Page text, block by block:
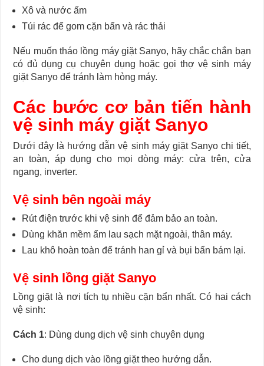
Xô và nước ấm
Túi rác để gom cặn bẩn và rác thải
Nếu muốn tháo lồng máy giặt Sanyo, hãy chắc chắn bạn
có đủ dụng cụ chuyên dụng hoặc gọi thợ vệ sinh máy
giặt Sanyo để tránh làm hỏng máy.
Các bước cơ bản tiến hành
vệ sinh máy giặt Sanyo
Dưới đây là hướng dẫn vệ sinh máy giặt Sanyo chi tiết,
an toàn, áp dụng cho mọi dòng máy: cửa trên, cửa
ngang, inverter.
Vệ sinh bên ngoài máy
Rút điện trước khi vệ sinh để đảm bảo an toàn.
Dùng khăn mềm ẩm lau sạch mặt ngoài, thân máy.
Lau khô hoàn toàn để tránh han gỉ và bụi bẩn bám lại.
Vệ sinh lồng giặt Sanyo
Lồng giặt là nơi tích tụ nhiều cặn bẩn nhất. Có hai cách
vệ sinh:
Cách 1: Dùng dung dịch vệ sinh chuyên dụng
Cho dung dịch vào lồng giặt theo hướng dẫn.